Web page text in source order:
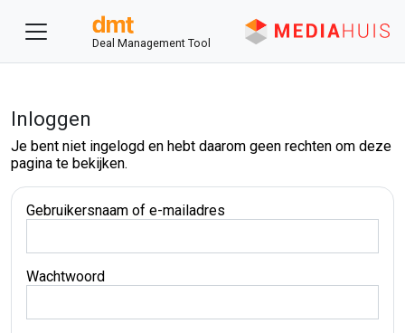
Deal Management Tool
Inloggen
Je bent niet ingelogd en hebt daarom geen rechten om deze
pagina te bekijken.
Gebruikersnaam of e-mailadres
Wachtwoord